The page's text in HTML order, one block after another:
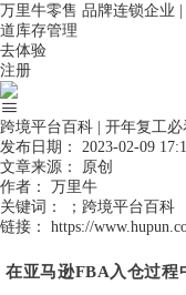
万里牛零售 品牌连锁企业
道库存管理
去体验
注册
跨境平台百科 | 开年复工
发布日期：
2023-02-09
文章来源：
原创
作者：
万里牛
关键词：
；跨境平台百科
链接：
https://
在亚马逊FBA入仓过程